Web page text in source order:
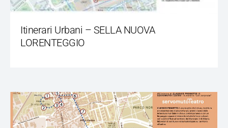
Itinerari Urbani – SELLA NUOVA
LORENTEGGIO